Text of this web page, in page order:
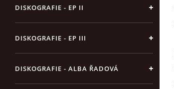
DISKOGRAFIE - EP II
DISKOGRAFIE - EP III
DISKOGRAFIE - ALBA ŘADOVÁ